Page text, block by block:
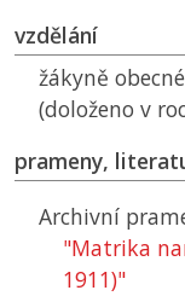
vzdělání
žákyně
(doloženo v
prameny,
Archivní
"Matrika
1911)"